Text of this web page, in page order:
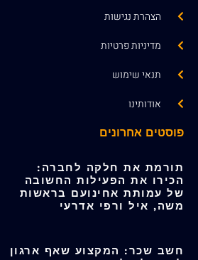
הצהרת נגישות
מדיניות פרטיות
תנאי שימוש
אודותינו
פוסטים אחרונים
תורמת את חלקה לחברה:
הכירו את הפעילות החשובה
של עמותת אחינועם בראשות
משה, איל ורפי אדרעי
חשב שכר: המקצוע שאף ארגון